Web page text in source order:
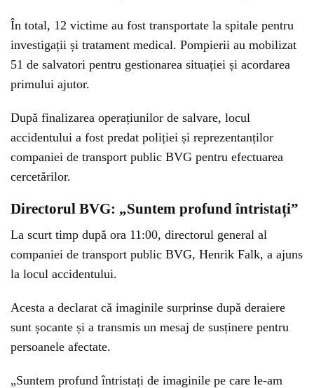
În total, 12 victime au fost transportate la spitale pentru
investigații și tratament medical. Pompierii au mobilizat
51 de salvatori pentru gestionarea situației și acordarea
primului ajutor.
După finalizarea operațiunilor de salvare, locul
accidentului a fost predat poliției și reprezentanților
companiei de transport public BVG pentru efectuarea
cercetărilor.
Directorul BVG: „Suntem profund întristați”
La scurt timp după ora 11:00, directorul general al
companiei de transport public BVG, Henrik Falk, a ajuns
la locul accidentului.
Acesta a declarat că imaginile surprinse după deraiere
sunt șocante și a transmis un mesaj de susținere pentru
persoanele afectate.
„Suntem profund întristați de imaginile pe care le-am